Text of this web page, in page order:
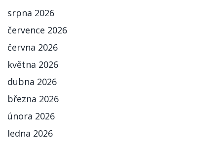
srpna 2026
července 2026
června 2026
května 2026
dubna 2026
března 2026
února 2026
ledna 2026